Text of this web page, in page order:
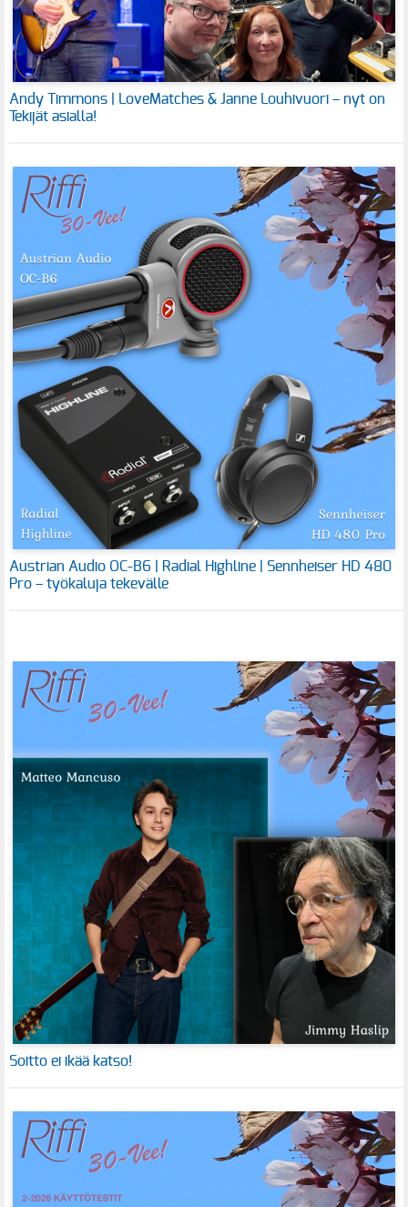
Andy Timmons | LoveMatches & Janne Louhivuori – nyt on
Tekijät asialla!
Austrian Audio OC-B6 | Radial Highline | Sennheiser HD 480
Pro – työkaluja tekevälle
Soitto ei ikää katso!